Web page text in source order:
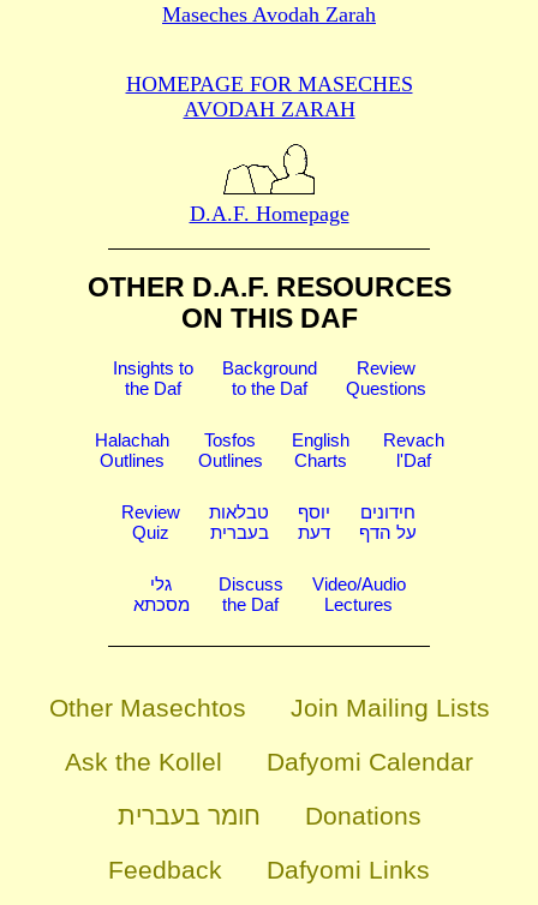
Maseches Avodah Zarah
HOMEPAGE FOR MASECHES
AVODAH ZARAH
D.A.F. Homepage
OTHER D.A.F. RESOURCES
ON THIS DAF
Insights to
the Daf
Background
to the Daf
Review
Questions
Halachah
Outlines
Tosfos
Outlines
English
Charts
Revach
l'Daf
Review
Quiz
טבלאות
בעברית
יוסף
דעת
חידונים
על הדף
גלי
מסכתא
Discuss
the Daf
Video/Audio
Lectures
Other Masechtos
Join Mailing Lists
Ask the Kollel
Dafyomi Calendar
חומר בעברית
Donations
Feedback
Dafyomi Links